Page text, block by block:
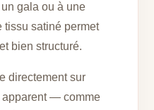
gala ou à une
tissu satiné permet
bien structuré.
directement sur
apparent — comme